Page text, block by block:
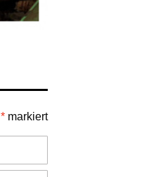
* markiert